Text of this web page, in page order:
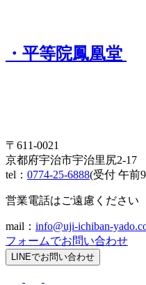
・平等院鳳凰堂
〒611-0021
京都府宇治市宇治里尻2-17
tel： 0774-25-6888(受付 午前
営業電話はご遠慮ください
mail： info@uji-ichiban-
フォームでお問い合わせ
LINEでお問い合わせ